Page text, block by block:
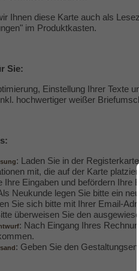
Ihnen diese Karte auch als
" im Produktkasten.
Sie:
Einstellung Ihrer Texte
hochwertiger weißer
: Laden Sie in der
mit, die auf der Karte
Ihre Eingaben und befördern Ihre
Neukunde legen Sie bitte ein
Sie sich bitte mit Ihrer Email-
überweisen Sie den
: Nach Eingang Ihres
: Geben Sie den